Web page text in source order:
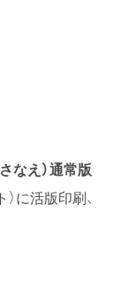
なえ）通常版
に活版印刷、